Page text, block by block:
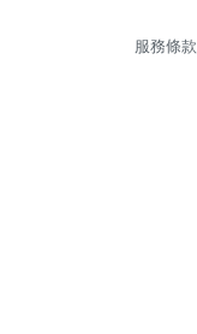
服務條款